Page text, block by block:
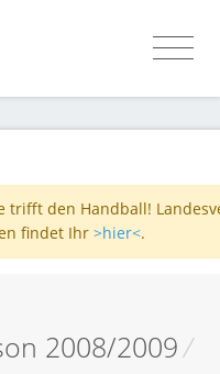
trifft den Handball!
findet Ihr >hier<.
2008/2009/